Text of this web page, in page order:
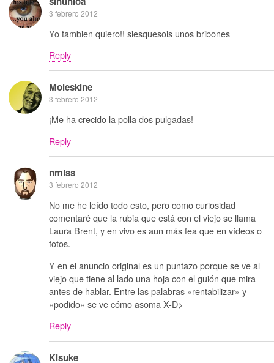
3 febrero 2012
Yo tambien quiero!! siesquesois unos bribones
Reply
Moleskine
3 febrero 2012
¡Me ha crecido la polla dos pulgadas!
Reply
nmlss
3 febrero 2012
No me he leído todo esto, pero como curiosidad
comentaré que la rubia que está con el viejo se llama
Laura Brent, y en vivo es aun más fea que en vídeos o
fotos.
Y en el anuncio original es un puntazo porque se ve al
viejo que tiene al lado una hoja con el guión que mira
antes de hablar. Entre las palabras «rentabilizar» y
«podido» se ve cómo asoma X-D>
Reply
Kisuke